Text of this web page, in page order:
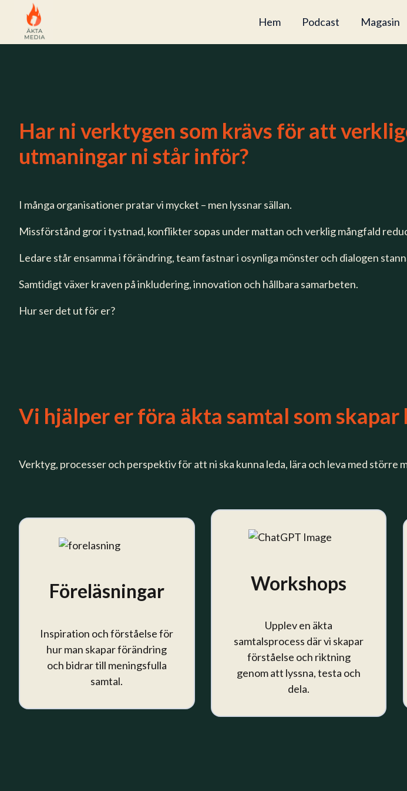
Hem Podcast Magasin
Har ni verktygen som krävs för att
utmaningar ni står inför?
I många organisationer pratar vi mycket – men lyssnar sällan.
Missförstånd gror i tystnad, konflikter sopas under mattan och verklig mångfald
Ledare står ensamma i förändring, team fastnar i osynliga mönster och dialogen
Samtidigt växer kraven på inkludering, innovation och hållbara samarbeten.
Hur ser det ut för er?
Vi hjälper er föra äkta samtal som
Verktyg, processer och perspektiv för att ni ska kunna leda, lära och leva med större
Föreläsningar
Inspiration och förståelse för
hur man skapar förändring
och bidrar till meningsfulla
samtal.
Workshops
Upplev en äkta
samtalsprocess där vi skapar
förståelse och riktning
genom att lyssna, testa och
dela.